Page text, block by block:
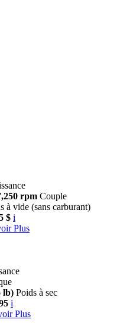
rpm Couple
à vide (sans carburant)
$ i
Plus
lb) Poids à sec
i
Plus